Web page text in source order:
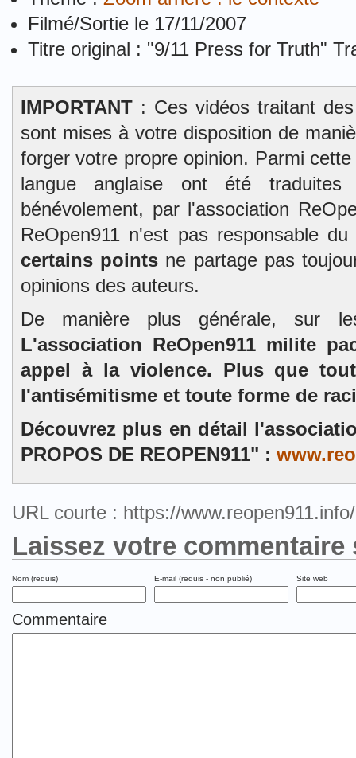
Filmé/Sortie le 17/11/2007
Titre original : "9/11 Press for Truth"
IMPORTANT : Ces vidéos traitant
sont mises à votre disposition de
forger votre propre opinion. Parmi
langue anglaise ont été
bénévolement, par l'association
ReOpen911 n'est pas responsable
certains points ne partage pas
opinions des auteurs.
De manière plus générale, sur
L'association ReOpen911 milite
appel à la violence. Plus que
l'antisémitisme et toute forme de
Découvrez plus en détail
PROPOS DE REOPEN911" :
URL courte : https://
Laissez votre commentaire
Nom (requis) E-mail (requis - non publié) Site web
Commentaire